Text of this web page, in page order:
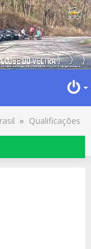
» Qualificações